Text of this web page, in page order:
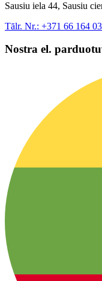
Sausiu iela 44, Sausiu
Tālr. Nr.: +371 66 164
Nostra el.